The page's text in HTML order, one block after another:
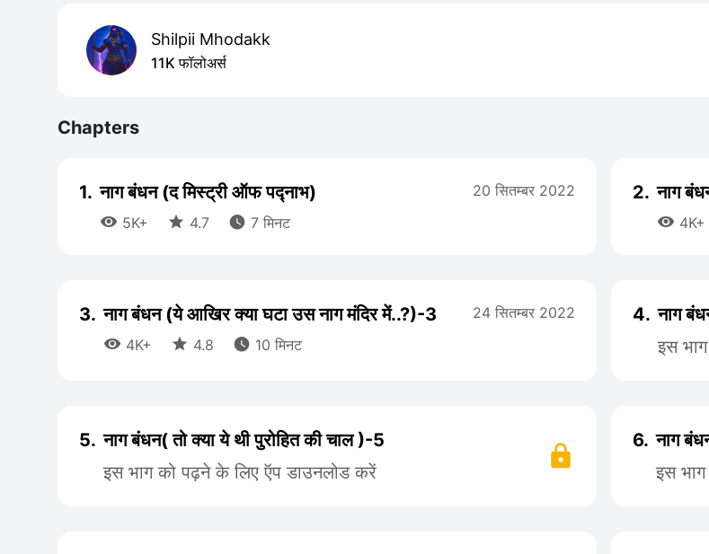
Shilpii Mhodakk
11K फॉलोअर्स
Chapters
1. नाग बंधन (द मिस्ट्री ऑफ पद्नाभ)
 5K+  4.7  7 मिनट
20 सितम्बर 2022 2. नाग
 4K+
3. नाग बंधन (ये आखिर क्या घटा उस नाग मंदिर में..?)-3
 4K+  4.8  10 मिनट
24 सितम्बर 2022 4. नाग
इस
5. नाग बंधन( तो क्या ये थी पुरोहित की चाल )-5
इस भाग को पढ़ने के लिए ऍप डाउनलोड करें
6. नाग
इस